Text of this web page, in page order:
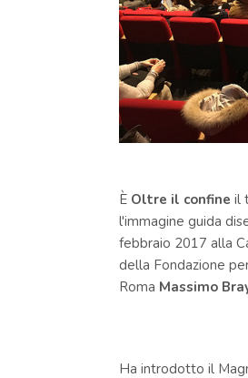
È Oltre il confine il
l'immagine guida
febbraio 2017 alla
della Fondazione
Roma Massimo
Ha introdotto il